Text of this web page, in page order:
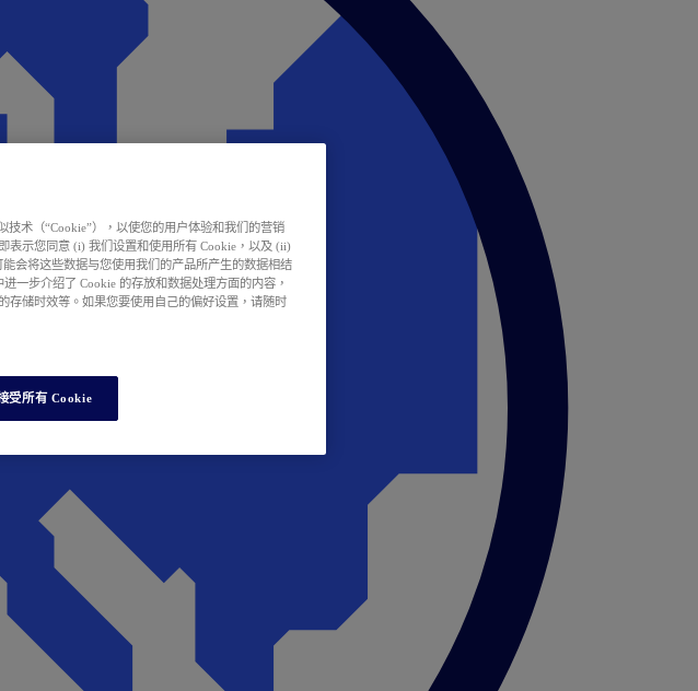
技术（“Cookie”），以使您的用户体验和我们的营销
即表示您同意 (i) 我们设置和使用所有 Cookie，以及 (ii)
会将这些数据与您使用我们的产品所产生的数据相结
进一步介绍了 Cookie 的存放和数据处理方面的内容，
存储时效等。如果您要使用自己的偏好设置，请随时
受所有 Cookie